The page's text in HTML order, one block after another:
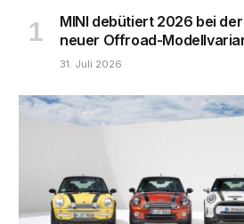
MINI debütiert 2026 bei der
neuer Offroad-
31. Juli 2026